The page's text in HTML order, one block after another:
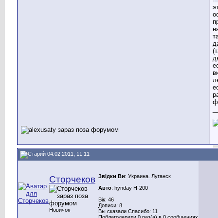
04.02.2011, 11:11
Сторчеков
Новичок
Звідки Ви: Украина. Луганск
Авто: hynday H-200
Вік: 46
Дописи: 8
Вы сказали Спасибо: 11
Поблагодарили 0 раз(а) в 0 сообщениях